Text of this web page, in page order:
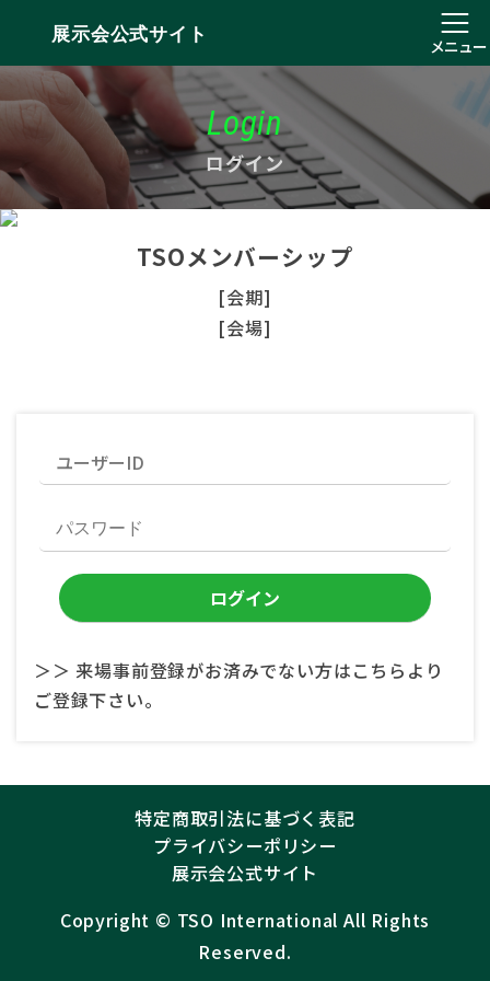
展示会公式サイト
メニュー
Login
ログイン
TSOメンバーシップ
[会期]
[会場]
＞＞ 来場事前登録がお済みでない方はこちらより
ご登録下さい。
特定商取引法に基づく表記
プライバシーポリシー
展示会公式サイト
Copyright ©︎ TSO International All Rights
Reserved.